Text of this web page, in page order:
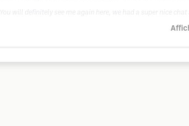
You will definitely see me again here, we had a super nice